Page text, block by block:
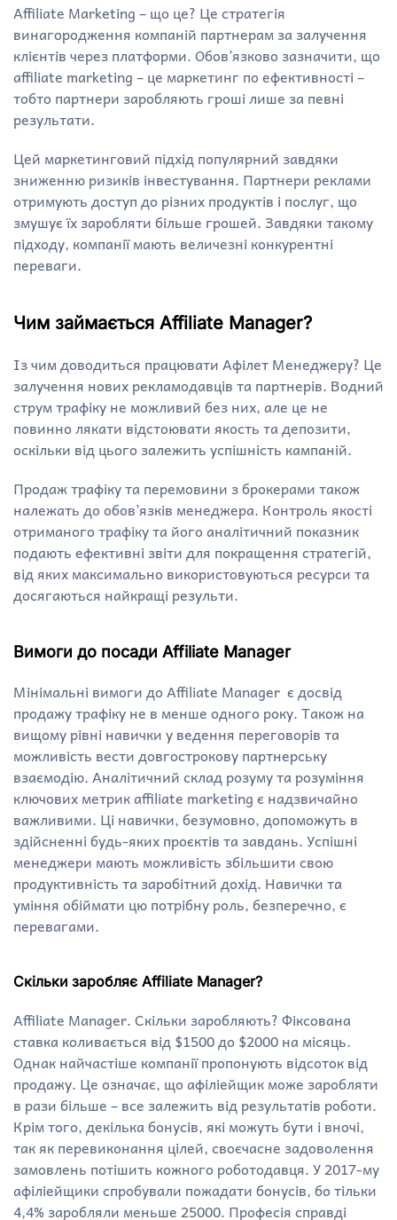
Affiliate Marketing – що це? Це стратегія
винагородження компаній партнерам за залучення
клієнтів через платформи. Обов’язково зазначити, що
affiliate marketing – це маркетинг по ефективності –
тобто партнери заробляють гроші лише за певні
результати.
Цей маркетинговий підхід популярний завдяки
зниженню ризиків інвестування. Партнери реклами
отримують доступ до різних продуктів і послуг, що
змушує їх заробляти більше грошей. Завдяки такому
підходу, компанії мають величезні конкурентні
переваги.
Чим займається Affiliate Manager?
Із чим доводиться працювати Афілет Менеджеру? Це
залучення нових рекламодавців та партнерів. Водний
струм трафіку не можливий без них, але це не
повинно лякати відстоювати якость та депозити,
оскільки від цього залежить успішність кампаній.
Продаж трафіку та перемовини з брокерами також
належать до обов’язків менеджера. Контроль якості
отриманого трафіку та його аналітичний показник
подають ефективні звіти для покращення стратегій,
від яких максимально використовуються ресурси та
досягаються найкращі результи.
Вимоги до посади Affiliate Manager
Мінімальні вимоги до Affiliate Manager є досвід
продажу трафіку не в менше одного року. Також на
вищому рівні навички у ведення переговорів та
можливість вести довгострокову партнерську
взаємодію. Аналітичний склад розуму та розуміння
ключових метрик affiliate marketing є надзвичайно
важливими. Ці навички, безумовно, допоможуть в
здійсненні будь-яких проєктів та завдань. Успішні
менеджери мають можливість збільшити свою
продуктивність та заробітний дохід. Навички та
уміння обіймати цю потрібну роль, безперечно, є
перевагами.
Скільки заробляє Affiliate Manager?
Affiliate Manager. Скільки заробляють? Фіксована
ставка коливається від $1500 до $2000 на місяць.
Однак найчастіше компанії пропонують відсоток від
продажу. Це означає, що афіліейщик може заробляти
в рази більше – все залежить від результатів роботи.
Крім того, декілька бонусів, які можуть бути і вночі,
так як перевиконання цілей, своєчасне задоволення
замовлень потішить кожного роботодавця. У 2017-му
афіліейщики спробували пожадати бонусів, бо тільки
4,4% заробляли меньше 25000. Професія справді